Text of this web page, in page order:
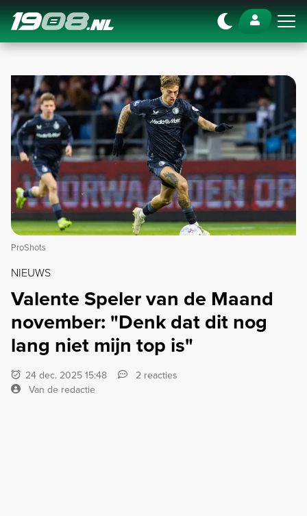
Navigation
ProShots
NIEUWS
Valente Speler van de Maand
november: "Denk dat dit nog
lang niet mijn top is"
24 dec. 2025 15:48
2 reacties
Van de redactie